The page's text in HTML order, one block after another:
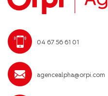
04 67 56 61 01
agencealpha@orpi.com